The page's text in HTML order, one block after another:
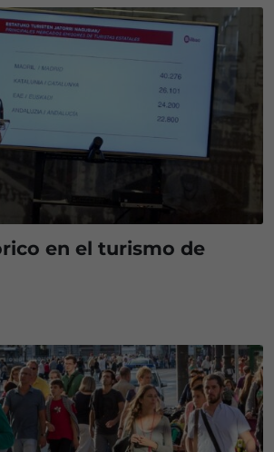
en el turismo de